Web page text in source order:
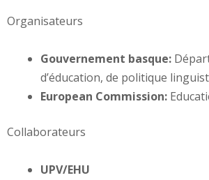
Organisateurs
Gouvernement basque:
d’éducation, de politique
European Commission:
Collaborateurs
UPV/EHU